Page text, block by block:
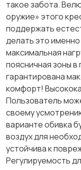
такое забота.
оружие» этого
поддержать
делать это именно
максимальная
поясничная зоны
гарантирована
комфорт!
Пользователь
своему
варианте обивка
воздух для
устойчива к
Регулируемость